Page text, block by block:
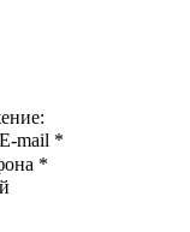
E-mail *
*